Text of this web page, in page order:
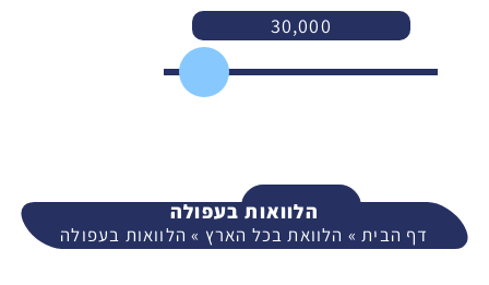
30,000
המשך
הלוואות בעפולה
דף הבית » הלוואת בכל הארץ »הלוואות בעפולה